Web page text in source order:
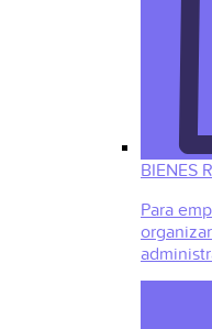
BIENES
Para